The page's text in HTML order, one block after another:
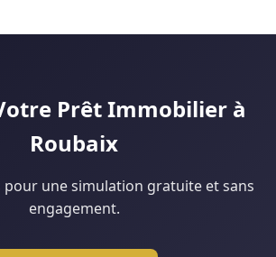
Prêt Immobilier à
Roubaix
pour une simulation gratuite et sans
engagement.